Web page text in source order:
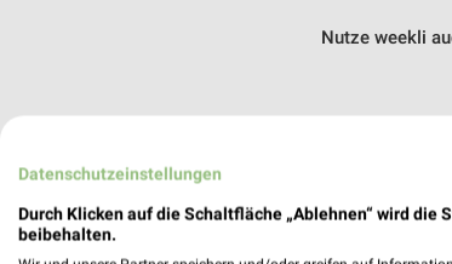
Nutze weekli
Datenschutzeinstellungen
Durch Klicken auf die Schaltfläche „Ablehnen“ wird
beibehalten.